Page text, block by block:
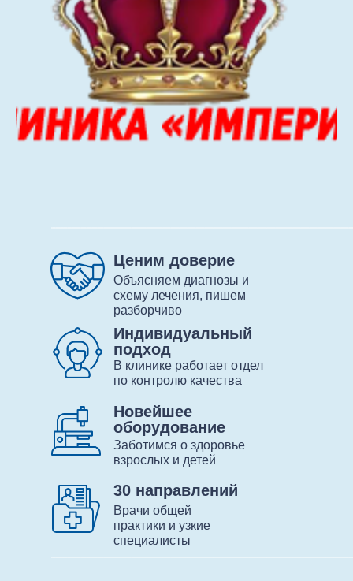
Индивидуальный
подход
В клинике работает отдел
по контролю качества
Новейшее
оборудование
Заботимся о здоровье
взрослых и детей
30 направлений
Врачи общей
практики и узкие
специалисты
Ценим доверие
Объясняем диагнозы и
схему лечения, пишем
разборчиво